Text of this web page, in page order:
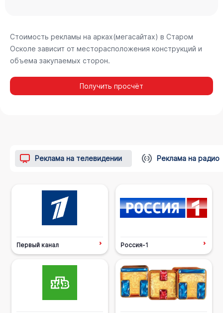
Стоимость рекламы на арках(мегасайтах) в Старом
Осколе зависит от месторасположения конструкций и
объема закупаемых сторон.
Получить просчёт
Реклама на телевидении Реклама на радио
Первый канал Россия-1